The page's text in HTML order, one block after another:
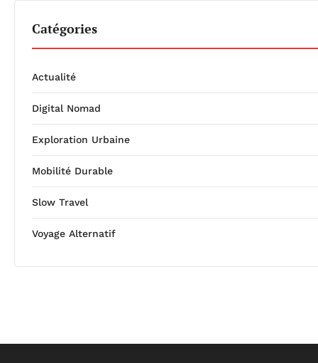
Catégories
Actualité
Digital Nomad
Exploration Urbaine
Mobilité Durable
Slow Travel
Voyage Alternatif